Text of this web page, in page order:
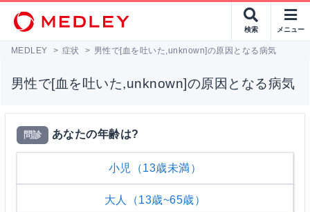
検索 メニュー
MEDLEY > 症状 > 男性で[血を吐いた,unknown]の原因となる病気
男性で[血を吐いた,unknown]の原因となる病気
問診 あなたの年齢は?
小児（13歳未満）
大人（13歳~65歳）